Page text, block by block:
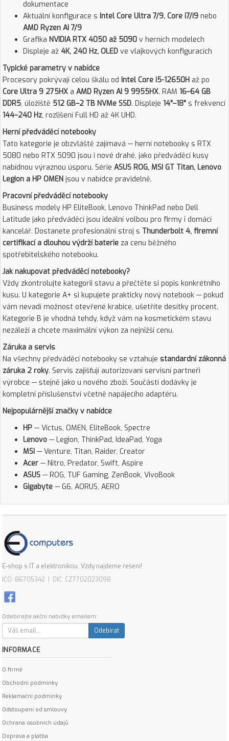
dokumentace
Aktuální konfigurace s Intel Core Ultra 7/9, Core i7/i9 nebo
AMD Ryzen AI 7/9
Grafika NVIDIA RTX 4050 až 5090 v herních modelech
Displeje až 4K, 240 Hz, OLED ve vlajkových konfiguracích
Typické parametry v nabídce
Procesory pokrývají celou škálu od Intel Core i5-12650H až po
Core Ultra 9 275HX a AMD Ryzen AI 9 9955HX. RAM 16–64 GB
DDR5, úložiště 512 GB–2 TB NVMe SSD. Displeje 14"–18" s frekvencí
144–240 Hz, rozlišení Full HD až 4K UHD.
Herní předváděcí notebooky
Tato kategorie je obzvláště zajímavá — herní notebooky s RTX
5080 nebo RTX 5090 jsou i nové drahé, jako předváděcí kusy
nabídnou výraznou úsporu. Série ASUS ROG, MSI GT Titan, Lenovo
Legion a HP OMEN jsou v nabídce pravidelně.
Pracovní předváděcí notebooky
Business modely HP EliteBook, Lenovo ThinkPad nebo Dell
Latitude jako předváděcí jsou ideální volbou pro firmy i domácí
kancelář. Dostanete profesionální stroj s Thunderbolt 4, firemní
certifikací a dlouhou výdrží baterie za cenu běžného
spotřebitelského notebooku.
Jak nakupovat předváděcí notebooky?
Vždy zkontrolujte kategorii stavu a přečtěte si popis konkrétního
kusu. U kategorie A+ si kupujete prakticky nový notebook — pokud
vám nevadí možnost otevřené krabice, ušetříte desítky procent.
Kategorie B je vhodná tehdy, když vám na kosmetickém stavu
nezáleží a chcete maximální výkon za nejnižší cenu.
Záruka a servis
Na všechny předváděcí notebooky se vztahuje standardní zákonná
záruka 2 roky. Servis zajišťují autorizovaní servisní partneři
výrobce — stejně jako u nového zboží. Součástí dodávky je
kompletní příslušenství včetně napájecího adaptéru.
Nejpopulárnější značky v nabídce
HP — Victus, OMEN, EliteBook, Spectre
Lenovo — Legion, ThinkPad, IdeaPad, Yoga
MSI — Venture, Titan, Raider, Creator
Acer — Nitro, Predator, Swift, Aspire
ASUS — ROG, TUF Gaming, ZenBook, VivoBook
Gigabyte — G6, AORUS, AERO
E-shop s IT a elektronikou. Vždy najdeme řešení!
IČO: 86705342 | DIČ: CZ7702023098
Odebírejte akční nabídky emailem:
Odebírat
INFORMACE
O firmě
Obchodní podmínky
Reklamační podmínky
Odstoupení od smlouvy
Ochrana osobních údajů
Doprava a platba